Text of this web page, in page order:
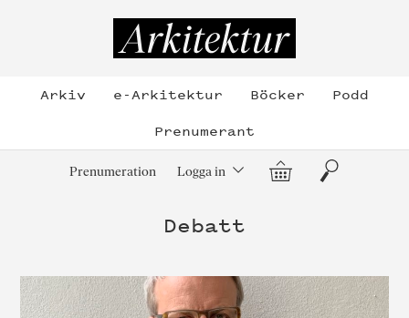
Arkiv e-Arkitektur Böcker
Podd
Prenumerant
Prenumeration Logga in Varukorg
Sök
Debatt